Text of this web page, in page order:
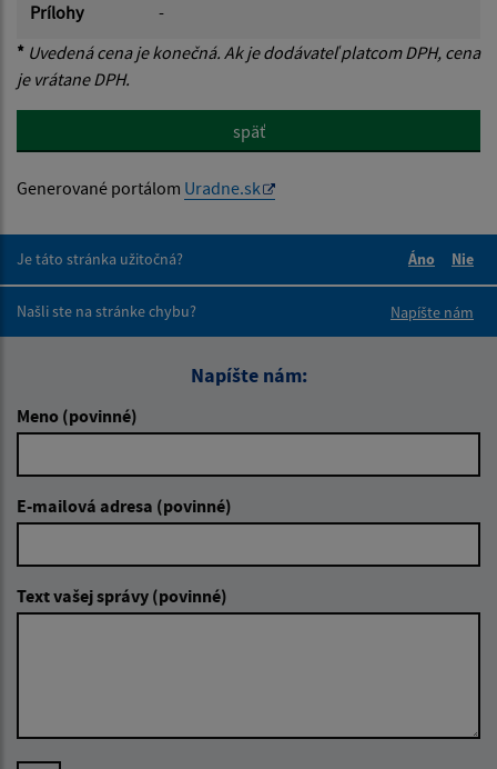
Prílohy
-
* Uvedená cena je konečná. Ak je dodávateľ platcom DPH, cena
je vrátane DPH.
späť
Generované portálom Uradne.sk
Je táto stránka užitočná?
Áno
Nie
Našli ste na stránke chybu?
Napíšte nám
Napíšte nám:
Meno (povinné)
E-mailová adresa (povinné)
Text vašej správy (povinné)